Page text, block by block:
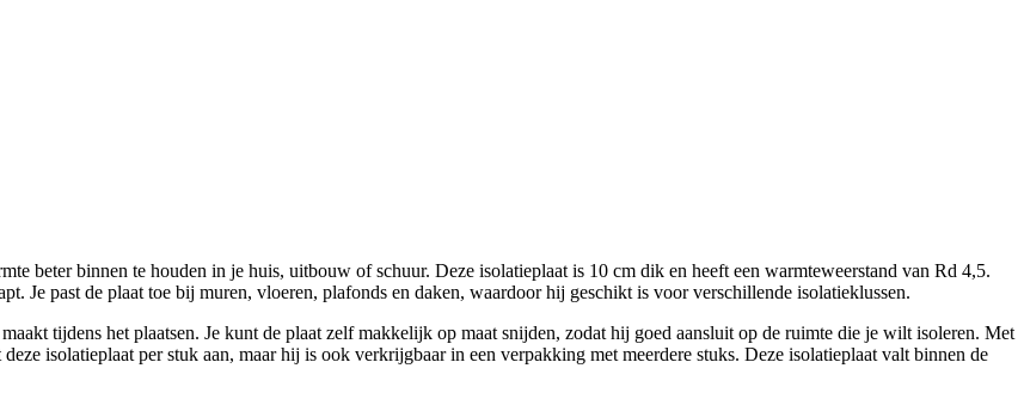
beter binnen te houden in je huis, uitbouw of schuur. Deze isolatieplaat is 10 cm dik en heeft een warmteweerstand van Rd 4,5.
Je past de plaat toe bij muren, vloeren, plafonds en daken, waardoor hij geschikt is voor verschillende isolatieklussen.
tijdens het plaatsen. Je kunt de plaat zelf makkelijk op maat snijden, zodat hij goed aansluit op de ruimte die je wilt isoleren. Met
isolatieplaat per stuk aan, maar hij is ook verkrijgbaar in een verpakking met meerdere stuks. Deze isolatieplaat valt binnen de